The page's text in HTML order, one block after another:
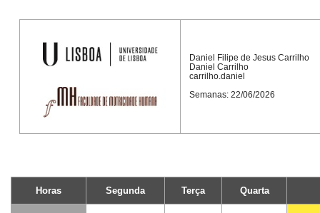
Daniel Filipe de Jesus Carrilho
Daniel Carrilho
carrilho.daniel
Semanas: 22/06/2026
Horas Segunda Terça Quarta